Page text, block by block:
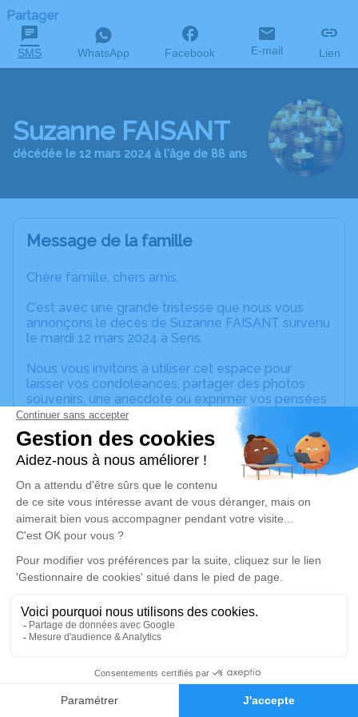
Faire-part Hommages
Partager
SMS WhatsApp Facebook E-mail Lien
Suzanne FAISANT
décédée le 12 mars 2024 à l'âge de 88 ans
Message de la famille
Chère famille, chers amis,
C’est avec une grande tristesse que nous vous
annonçons le décès de Suzanne FAISANT survenu
le mardi 12 mars 2024 à Sens.
Nous vous invitons à utiliser cet espace pour
laisser vos condoléances, partager des photos
souvenirs, une anecdote ou exprimer vos pensées
à travers des poèmes ou des textes. Cet endroit
est un lieu d'expression dédié à honorer la
mémoire de Suzanne FAISANT.
Un service de plantation d’arbre hommage est
disponible ici.
Cérémonie religieuse
lundi 25 mars 2024 à 14h45
Basilique Saint-Savinien de Sens
137 Bis Rue d'Alsace Lorraine Sens
Je rends hommage